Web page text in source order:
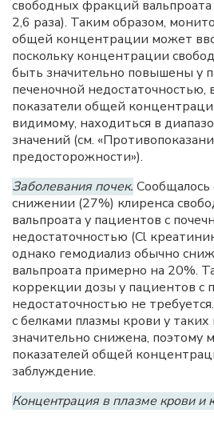
свободных фракций
2,6 раза). Таким образом,
общей концентрации может
поскольку концентрации
быть значительно повышены у
печеночной недостаточностью,
показатели общей
видимому, находиться в
значений (см.
предосторожности»).
Заболевания почек. Сообщалось
снижении (27%) клиренса
вальпроата у пациентов с
недостаточностью (Cl
однако гемодиализ обычно
вальпроата примерно на 20%.
коррекции дозы у пациентов с
недостаточностью не
с белками плазмы крови у
значительно снижена, поэтому
показателей общей
заблуждение.
Концентрация в плазме крови и